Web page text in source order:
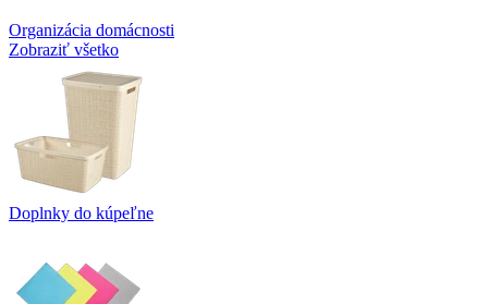
Organizácia domácnosti
Zobraziť všetko
Doplnky do kúpeľne